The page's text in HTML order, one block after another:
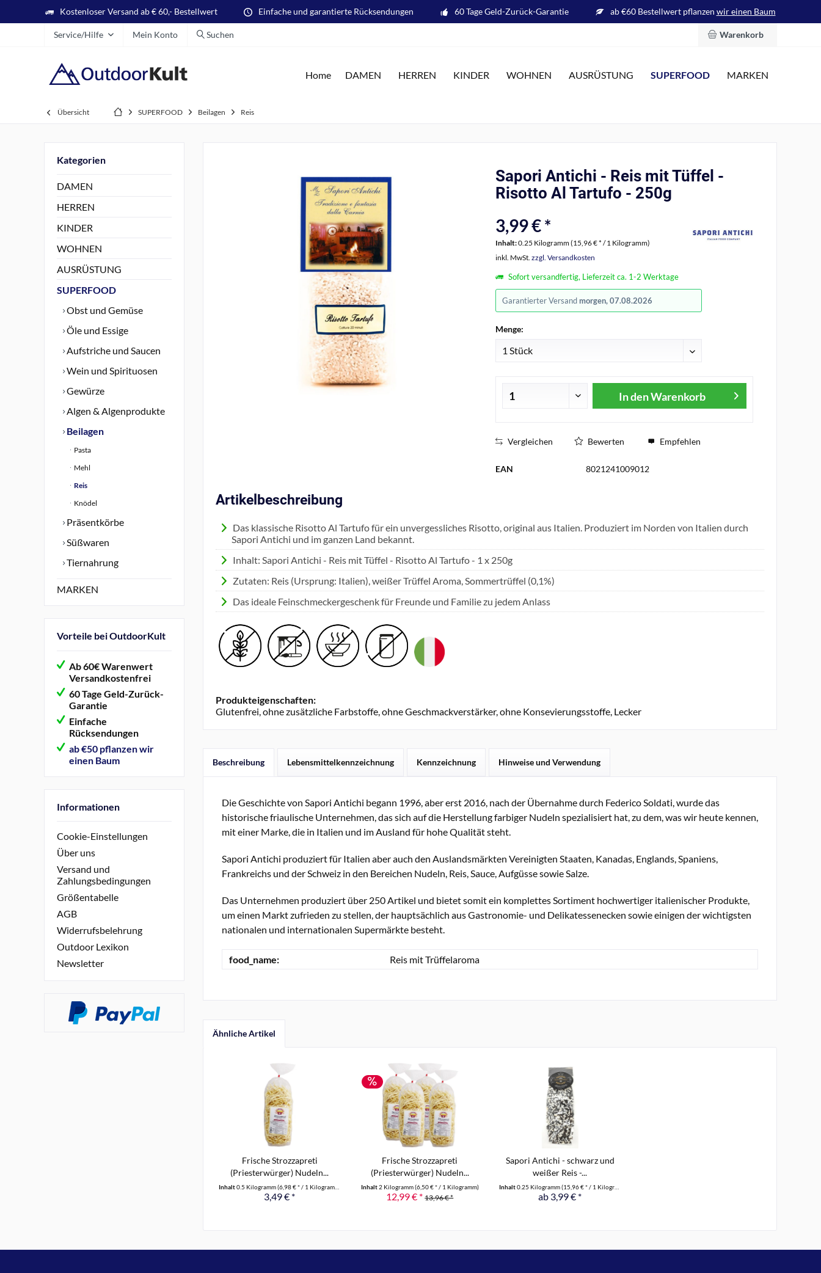
Kostenloser Versand ab € 60,- Bestellwert Einfache und garantierte Rücksendungen 60 Tage Geld-Zurück-Garantie ab €60 Bestellwert pflanzen wir einen Baum
Warenkorb
Service/Hilfe Mein Konto Suchen
Home DAMEN HERREN KINDER WOHNEN AUSRÜSTUNG SUPERFOOD MARKEN
Übersicht SUPERFOOD Beilagen Reis
Kategorien
DAMEN
HERREN
KINDER
WOHNEN
AUSRÜSTUNG
SUPERFOOD
Obst und Gemüse
Öle und Essige
Aufstriche und Saucen
Wein und Spirituosen
Gewürze
Algen & Algenprodukte
Beilagen
Pasta
Mehl
Reis
Knödel
Präsentkörbe
Süßwaren
Tiernahrung
MARKEN
Vorteile bei OutdoorKult
Ab 60€ Warenwert
Versandkostenfrei
60 Tage Geld-Zurück-
Garantie
Einfache
Rücksendungen
ab €50 pflanzen wir
einen Baum
Informationen
Cookie-Einstellungen
Über uns
Versand und
Zahlungsbedingungen
Größentabelle
AGB
Widerrufsbelehrung
Outdoor Lexikon
Newsletter
Sapori Antichi - Reis mit Tüffel -
Risotto Al Tartufo - 250g
3,99 € *
Inhalt:0.25 Kilogramm (15,96 € * / 1 Kilogramm)
inkl. MwSt. zzgl. Versandkosten
Sofort versandfertig, Lieferzeit ca. 1-2 Werktage
Garantierter Versand morgen, 07.08.2026
Menge:
In denWarenkorb
Vergleichen Bewerten Empfehlen
EAN 8021241009012
Artikelbeschreibung
Das klassische Risotto Al Tartufo für ein unvergessliches Risotto, original aus Italien. Produziert im Norden von Italien durch
Sapori Antichi und im ganzen Land bekannt.
Inhalt: Sapori Antichi - Reis mit Tüffel - Risotto Al Tartufo - 1 x 250g
Zutaten: Reis (Ursprung: Italien), weißer Trüffel Aroma, Sommertrüffel (0,1%)
Das ideale Feinschmeckergeschenk für Freunde und Familie zu jedem Anlass
Produkteigenschaften:
Glutenfrei, ohne zusätzliche Farbstoffe, ohne Geschmackverstärker, ohne Konsevierungsstoffe, Lecker
Beschreibung Lebensmittelkennzeichnung Kennzeichnung Hinweise und Verwendung
Die Geschichte von Sapori Antichi begann 1996, aber erst 2016, nach der Übernahme durch Federico Soldati, wurde das
historische friaulische Unternehmen, das sich auf die Herstellung farbiger Nudeln spezialisiert hat, zu dem, was wir heute kennen,
mit einer Marke, die in Italien und im Ausland für hohe Qualität steht.
Sapori Antichi produziert für Italien aber auch den Auslandsmärkten Vereinigten Staaten, Kanadas, Englands, Spaniens,
Frankreichs und der Schweiz in den Bereichen Nudeln, Reis, Sauce, Aufgüsse sowie Salze.
Das Unternehmen produziert über 250 Artikel und bietet somit ein komplettes Sortiment hochwertiger italienischer Produkte,
um einen Markt zufrieden zu stellen, der hauptsächlich aus Gastronomie- und Delikatessenecken sowie einigen der wichtigsten
nationalen und internationalen Supermärkte besteht.
food_name: Reis mit Trüffelaroma
Ähnliche Artikel
Frische Strozzapreti
(Priesterwürger) Nudeln...
Inhalt0.5 Kilogramm(6,98 € * / 1 Kilogramm)
3,49 € *
Frische Strozzapreti
(Priesterwürger) Nudeln...
Inhalt2 Kilogramm(6,50 € * / 1 Kilogramm)
12,99 € * 13,96 € *
Sapori Antichi - schwarz und
weißer Reis -...
Inhalt0.25 Kilogramm(15,96 € * / 1 Kilogramm)
ab 3,99 € *